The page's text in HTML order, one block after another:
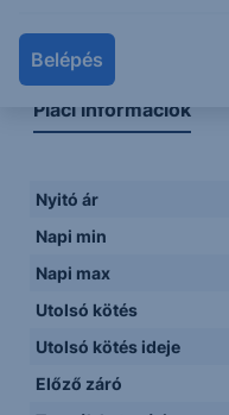
Belépés
Piaci információk
Nyitó ár
Napi min
Napi max
Utolsó kötés
Utolsó kötés ideje
Előző záró